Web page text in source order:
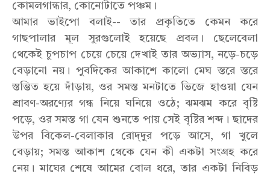
কোমলগান্ধার, কোনোটাতে পঞ্চম।
আমার ভাইপো বলাই-- তার প্রকৃতিতে কেমন করে
গাছপালার মূল সুরগুলোই হয়েছে প্রবল। ছেলেবেলা
থেকেই চুপচাপ চেয়ে চেয়ে দেখাই তার অভ্যাস, নড়ে-চড়ে
বেড়ানো নয়। পুবদিকের আকাশে কালো মেঘ স্তরে স্তরে
স্তম্ভিত হয়ে দাঁড়ায়, ওর সমস্ত মনটাতে ভিজে হাওয়া যেন
শ্রাবণ-অরণ্যের গন্ধ নিয়ে ঘনিয়ে ওঠে; ঝমঝম করে বৃষ্টি
পড়ে, ওর সমস্ত গা যেন শুনতে পায় সেই বৃষ্টির শব্দ। ছাদের
উপর বিকেল-বেলাকার রোদ্‌দুর পড়ে আসে, গা খুলে
বেড়ায়; সমস্ত আকাশ থেকে যেন কী একটা সংগ্রহ করে
নেয়। মাঘের শেষে আমের বোল ধরে, তার একটা নিবিড়